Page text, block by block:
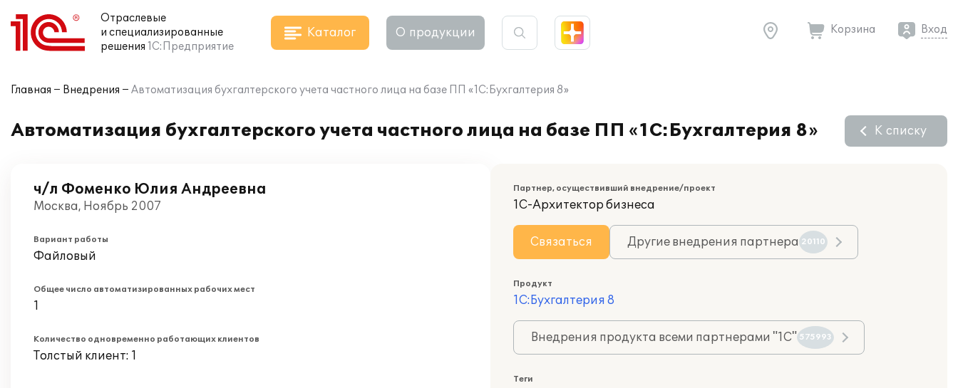
Отраслевые
и специализированные
решения 1С:Предприятие
Каталог О продукции Корзина Вход
Главная Внедрения Автоматизация бухгалтерского учета частного лица на базе ПП «1С:Бухгалтерия 8»
Автоматизация бухгалтерского учета частного лица на базе ПП «1С:Бухгалтерия 8» К списку
ч/л Фоменко Юлия Андреевна
Москва, Ноябрь 2007
Вариант работы
Файловый
Общее число автоматизированных рабочих мест
1
Количество одновременно работающих клиентов
Толстый клиент: 1
Партнер, осуществивший внедрение/проект
1С-Архитектор бизнеса
Связаться Другие внедрения партнера 20110
Продукт
1С:Бухгалтерия 8
Внедрения продукта всеми партнерами "1С" 575993
Теги